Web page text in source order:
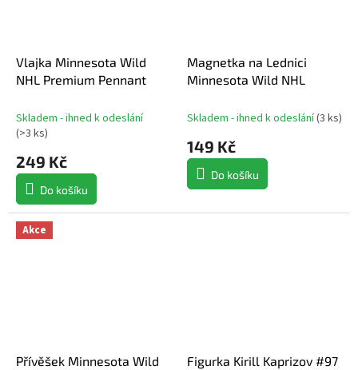
Vlajka Minnesota Wild
NHL Premium Pennant
Skladem - ihned k odeslání
(>3 ks)
249 Kč
Do košíku
Magnetka na Lednici
Minnesota Wild NHL
Skladem - ihned k odeslání(3 ks)
149 Kč
Do košíku
Akce
Přívěšek Minnesota Wild
Figurka Kirill Kaprizov #97